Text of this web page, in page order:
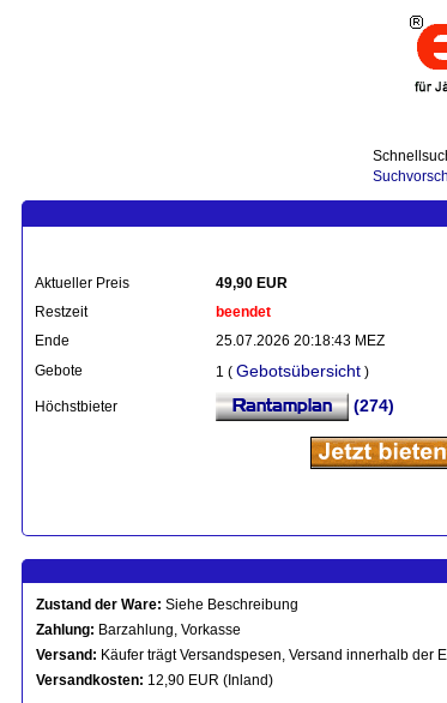
Aktueller Preis
49,90 EUR
Restzeit
beendet
Ende
25.07.2026 20:18:43 MEZ
Gebote
1 ( Gebotsübersicht )
Höchstbieter (274)
Zustand der Ware: Siehe Beschreibung
Zahlung: Barzahlung, Vorkasse
Versand: Käufer trägt Versandspesen, Versand innerhalb der
Versandkosten: 12,90 EUR (Inland)